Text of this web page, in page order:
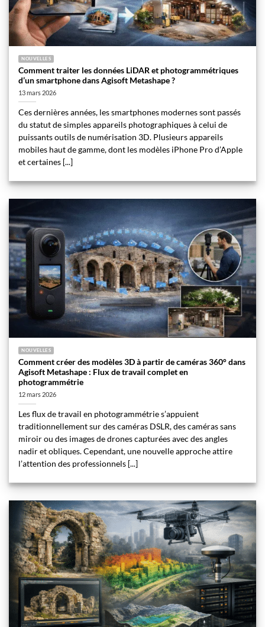
NOUVELLES
Comment traiter les données LiDAR et photogrammétriques
d’un smartphone dans Agisoft Metashape ?
13 mars 2026
Ces dernières années, les smartphones modernes sont passés
du statut de simples appareils photographiques à celui de
puissants outils de numérisation 3D. Plusieurs appareils
mobiles haut de gamme, dont les modèles iPhone Pro d’Apple
et certaines [...]
NOUVELLES
Comment créer des modèles 3D à partir de caméras 360° dans
Agisoft Metashape : Flux de travail complet en
photogrammétrie
12 mars 2026
Les flux de travail en photogrammétrie s’appuient
traditionnellement sur des caméras DSLR, des caméras sans
miroir ou des images de drones capturées avec des angles
nadir et obliques. Cependant, une nouvelle approche attire
l’attention des professionnels [...]